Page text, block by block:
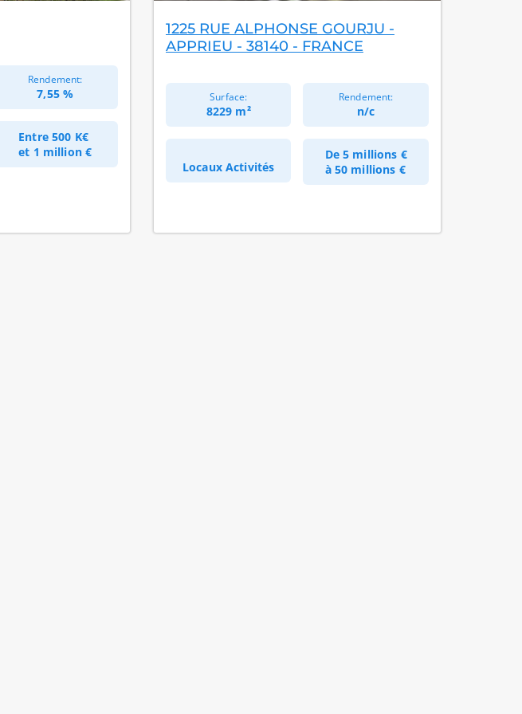
Rendement:
7,55 %
Entre500 K€
et 1 million €
1225 RUE ALPHONSE GOURJU -
APPRIEU - 38140 - FRANCE
Surface:
8229 m²
Rendement:
n/c
Locaux Activités
De5 millions €
à 50 millions €